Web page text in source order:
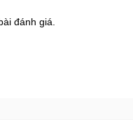
đánh giá.